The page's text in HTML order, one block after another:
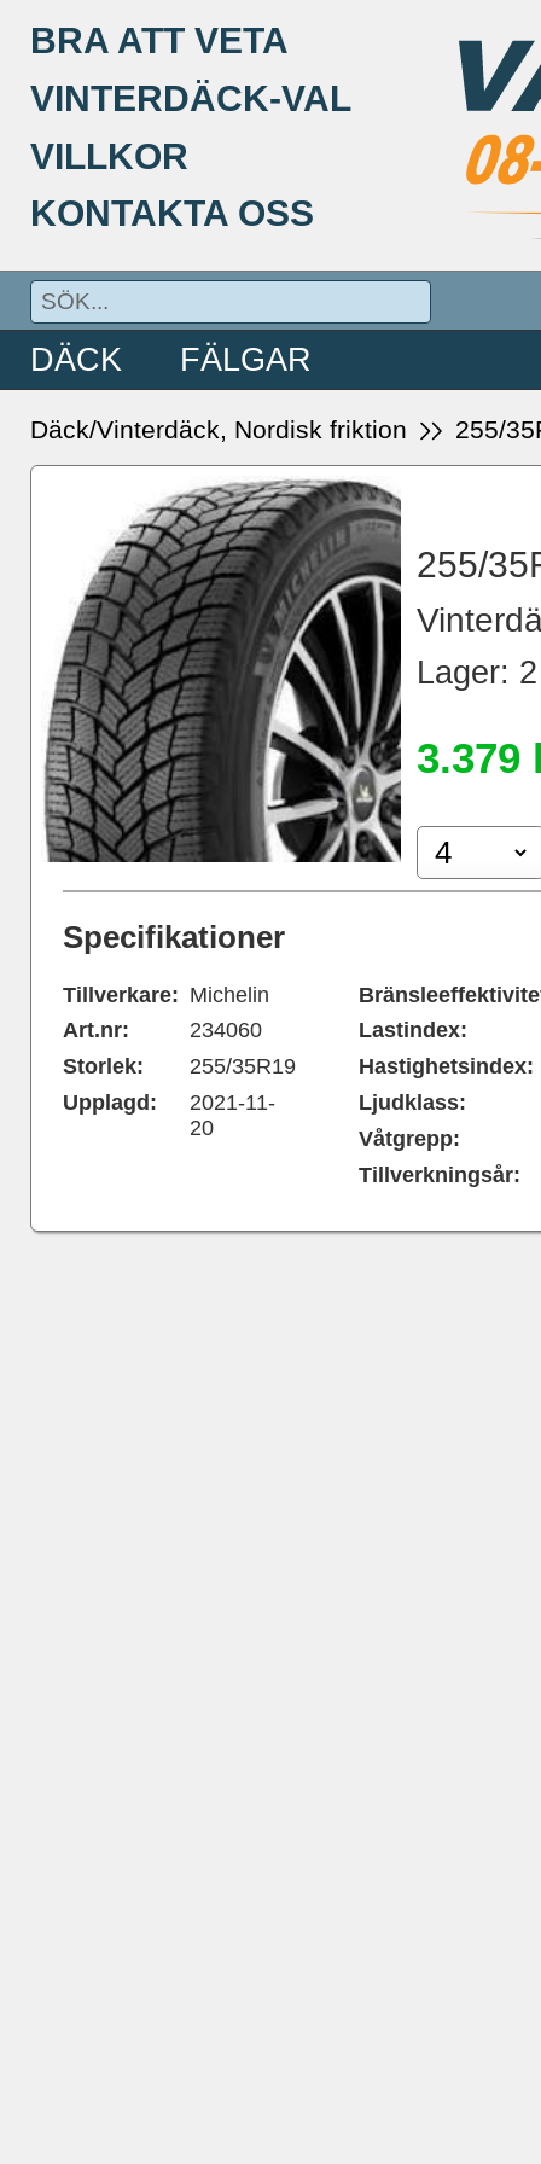
BRA ATT VETA
VINTERDÄCK-VAL
VILLKOR
KONTAKTA OSS
DÄCK FÄLGAR
Däck/Vinterdäck, Nordisk friktion 255/
255/
Lager:
3.379
Specifikationer
Tillverkare:
Art.nr:
Storlek:
Upplagd:
Michelin
234060
255/35R19
2021-11-
20
Lastindex:
Hastighetsindex:
Ljudklass:
Våtgrepp:
Tillverkningsår: